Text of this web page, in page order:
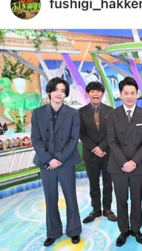
世界ふしぎ発見！（
ラムより